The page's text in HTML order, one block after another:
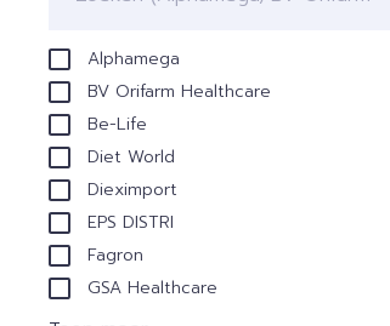
Alphamega
BV Orifarm Healthcare
Be-Life
Diet World
Dieximport
EPS DISTRI
Fagron
GSA Healthcare